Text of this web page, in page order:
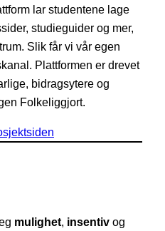
lar studentene lage
studieguider og mer,
Slik får vi vår egen
Plattformen er drevet
bidragsytere og
Folkeliggjort.
mulighet, insentiv og